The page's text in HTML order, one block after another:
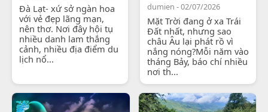
Đà Lạt- xứ sở ngàn hoa
với vẻ đẹp lãng mạn,
nên thơ. Nơi đây hội tụ
nhiều danh lam thắng
cảnh, nhiều địa điểm du
lịch nổ...
dumien - 02/07/2026
Mặt Trời đang ở xa Trái
Đất nhất, nhưng sao
châu Âu lại phát rồ vì
nắng nóng?Mỗi năm vào
tháng Bảy, báo chí nhiều
nơi th...